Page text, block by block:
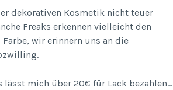
dekorativen Kosmetik nicht teuer
Freaks erkennen vielleicht den
wir erinnern uns an die
mich über 20€ für Lack bezahlen…